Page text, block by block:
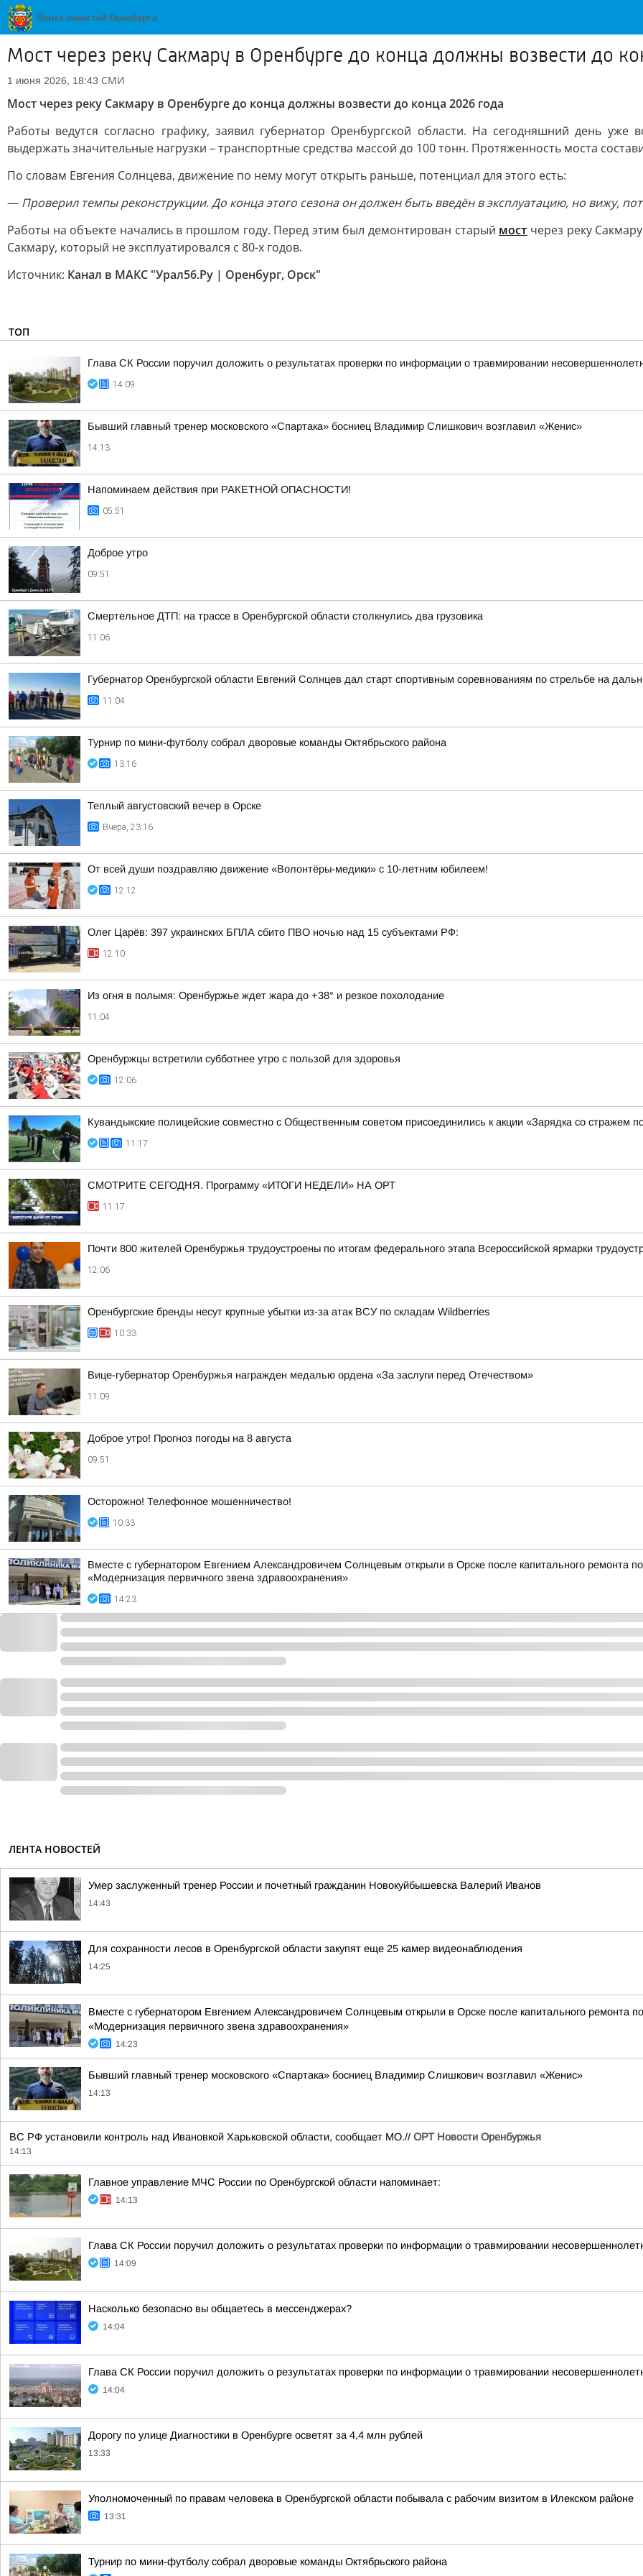
Мост через реку Сакмару в Оренбурге до конца должны возвести до
1 июня 2026, 18:43 СМИ
Мост через реку Сакмару в Оренбурге до конца должны возвести до конца 2026 года
Работы ведутся согласно графику, заявил губернатор Оренбургской области. На сегодняшний день
выдержать значительные нагрузки – транспортные средства массой до 100 тонн. Протяженность моста
По словам Евгения Солнцева, движение по нему могут открыть раньше, потенциал для этого есть:
— Проверил темпы реконструкции. До конца этого сезона он должен быть введён в эксплуатацию, но вижу,
Работы на объекте начались в прошлом году. Перед этим был демонтирован старый мост через реку
Сакмару, который не эксплуатировался с 80-х годов.
Источник: Канал в МАКС "Урал56.Ру | Оренбург, Орск"
ТОП
Глава СК России поручил доложить о результатах проверки по информации о травмировании
14:09
Бывший главный тренер московского «Спартака» босниец Владимир Слишкович возглавил «Женис»
14:13
Напоминаем действия при РАКЕТНОЙ ОПАСНОСТИ!
05:51
Доброе утро
09:51
Смертельное ДТП: на трассе в Оренбургской области столкнулись два грузовика
11:06
Губернатор Оренбургской области Евгений Солнцев дал старт спортивным соревнованиям по стрельбе на
11:04
Турнир по мини-футболу собрал дворовые команды Октябрьского района
13:16
Теплый августовский вечер в Орске
Вчера, 23:16
От всей души поздравляю движение «Волонтёры-медики» с 10-летним юбилеем!
12:12
Олег Царёв: 397 украинских БПЛА сбито ПВО ночью над 15 субъектами РФ:
12:10
Из огня в полымя: Оренбуржье ждет жара до +38° и резкое похолодание
11:04
Оренбуржцы встретили субботнее утро с пользой для здоровья
12:06
Кувандыкские полицейские совместно с Общественным советом присоединились к акции «Зарядка со стражем
11:17
СМОТРИТЕ СЕГОДНЯ. Программу «ИТОГИ НЕДЕЛИ» НА ОРТ
11:17
Почти 800 жителей Оренбуржья трудоустроены по итогам федерального этапа Всероссийской ярмарки
12:06
Оренбургские бренды несут крупные убытки из-за атак ВСУ по складам Wildberries
10:33
Вице-губернатор Оренбуржья награжден медалью ордена «За заслуги перед Отечеством»
11:09
Доброе утро! Прогноз погоды на 8 августа
09:51
Осторожно! Телефонное мошенничество!
10:33
Вместе с губернатором Евгением Александровичем Солнцевым открыли в Орске после капитального ремонта
«Модернизация первичного звена здравоохранения»
14:23
ЛЕНТА НОВОСТЕЙ
Умер заслуженный тренер России и почетный гражданин Новокуйбышевска Валерий Иванов
14:43
Для сохранности лесов в Оренбургской области закупят еще 25 камер видеонаблюдения
14:25
Вместе с губернатором Евгением Александровичем Солнцевым открыли в Орске после капитального ремонта
«Модернизация первичного звена здравоохранения»
14:23
Бывший главный тренер московского «Спартака» босниец Владимир Слишкович возглавил «Женис»
14:13
ВС РФ установили контроль над Ивановкой Харьковской области, сообщает МО.// ОРТ Новости Оренбуржья
14:13
Главное управление МЧС России по Оренбургской области напоминает:
14:13
Глава СК России поручил доложить о результатах проверки по информации о травмировании
14:09
Насколько безопасно вы общаетесь в мессенджерах?
14:04
Глава СК России поручил доложить о результатах проверки по информации о травмировании
14:04
Дорогу по улице Диагностики в Оренбурге осветят за 4,4 млн рублей
13:33
Уполномоченный по правам человека в Оренбургской области побывала с рабочим визитом в Илекском районе
13:31
Турнир по мини-футболу собрал дворовые команды Октябрьского района